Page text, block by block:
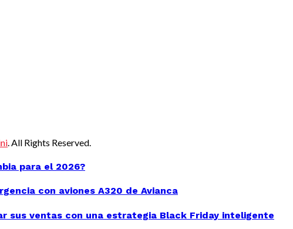
. All Rights Reserved.
para el 2026?
con aviones A320 de Avianca
sus ventas con una estrategia Black Friday inteligente